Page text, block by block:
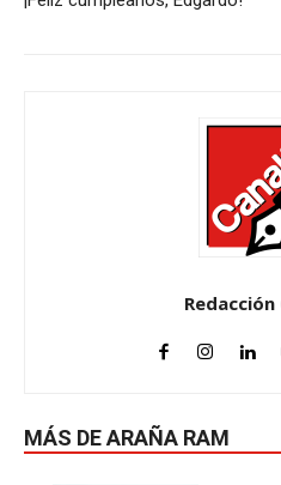
Redacción
MÁS DE ARAÑA RAM